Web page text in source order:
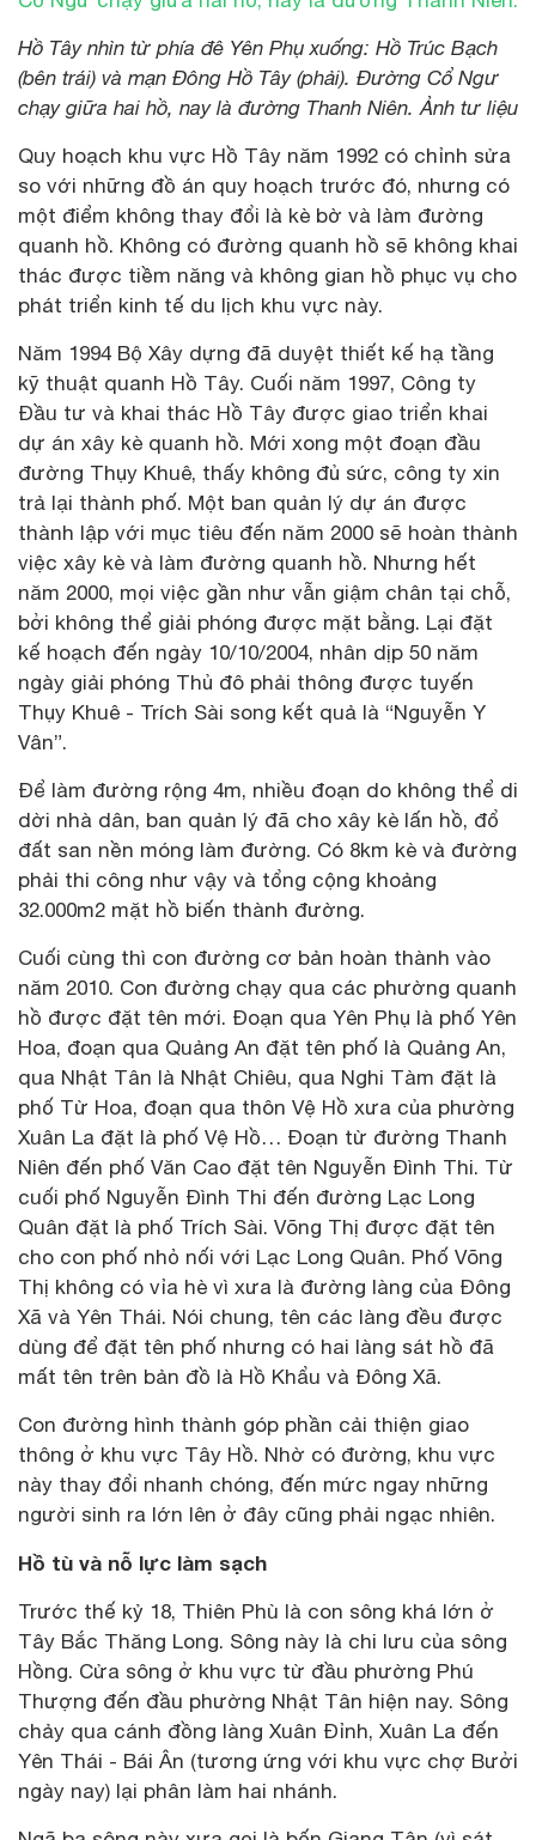
Hồ Tây nhìn từ phía đê Yên Phụ xuống: Hồ Trúc Bạch
(bên trái) và mạn Đông Hồ Tây (phải). Đường Cổ Ngư
chạy giữa hai hồ, nay là đường Thanh Niên. Ảnh tư liệu
Quy hoạch khu vực Hồ Tây năm 1992 có chỉnh sửa
so với những đồ án quy hoạch trước đó, nhưng có
một điểm không thay đổi là kè bờ và làm đường
quanh hồ. Không có đường quanh hồ sẽ không khai
thác được tiềm năng và không gian hồ phục vụ cho
phát triển kinh tế du lịch khu vực này.
Năm 1994 Bộ Xây dựng đã duyệt thiết kế hạ tầng
kỹ thuật quanh Hồ Tây. Cuối năm 1997, Công ty
Đầu tư và khai thác Hồ Tây được giao triển khai
dự án xây kè quanh hồ. Mới xong một đoạn đầu
đường Thụy Khuê, thấy không đủ sức, công ty xin
trả lại thành phố. Một ban quản lý dự án được
thành lập với mục tiêu đến năm 2000 sẽ hoàn thành
việc xây kè và làm đường quanh hồ. Nhưng hết
năm 2000, mọi việc gần như vẫn giậm chân tại chỗ,
bởi không thể giải phóng được mặt bằng. Lại đặt
kế hoạch đến ngày 10/10/2004, nhân dịp 50 năm
ngày giải phóng Thủ đô phải thông được tuyến
Thụy Khuê - Trích Sài song kết quả là “Nguyễn Y
Vân”.
Để làm đường rộng 4m, nhiều đoạn do không thể di
dời nhà dân, ban quản lý đã cho xây kè lấn hồ, đổ
đất san nền móng làm đường. Có 8km kè và đường
phải thi công như vậy và tổng cộng khoảng
32.000m2 mặt hồ biến thành đường.
Cuối cùng thì con đường cơ bản hoàn thành vào
năm 2010. Con đường chạy qua các phường quanh
hồ được đặt tên mới. Đoạn qua Yên Phụ là phố Yên
Hoa, đoạn qua Quảng An đặt tên phố là Quảng An,
qua Nhật Tân là Nhật Chiêu, qua Nghi Tàm đặt là
phố Từ Hoa, đoạn qua thôn Vệ Hồ xưa của phường
Xuân La đặt là phố Vệ Hồ… Đoạn từ đường Thanh
Niên đến phố Văn Cao đặt tên Nguyễn Đình Thi. Từ
cuối phố Nguyễn Đình Thi đến đường Lạc Long
Quân đặt là phố Trích Sài. Võng Thị được đặt tên
cho con phố nhỏ nối với Lạc Long Quân. Phố Võng
Thị không có vỉa hè vì xưa là đường làng của Đông
Xã và Yên Thái. Nói chung, tên các làng đều được
dùng để đặt tên phố nhưng có hai làng sát hồ đã
mất tên trên bản đồ là Hồ Khẩu và Đông Xã.
Con đường hình thành góp phần cải thiện giao
thông ở khu vực Tây Hồ. Nhờ có đường, khu vực
này thay đổi nhanh chóng, đến mức ngay những
người sinh ra lớn lên ở đây cũng phải ngạc nhiên.
Hồ tù và nỗ lực làm sạch
Trước thế kỷ 18, Thiên Phù là con sông khá lớn ở
Tây Bắc Thăng Long. Sông này là chi lưu của sông
Hồng. Cửa sông ở khu vực từ đầu phường Phú
Thượng đến đầu phường Nhật Tân hiện nay. Sông
chảy qua cánh đồng làng Xuân Đỉnh, Xuân La đến
Yên Thái - Bái Ân (tương ứng với khu vực chợ Bưởi
ngày nay) lại phân làm hai nhánh.